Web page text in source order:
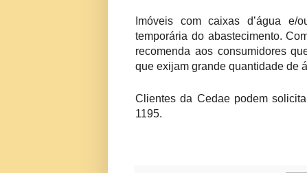
Imóveis com caixas d’água
temporária do abastecimento.
recomenda aos consumidores
que exijam grande quantidade de
Clientes da Cedae podem
1195.